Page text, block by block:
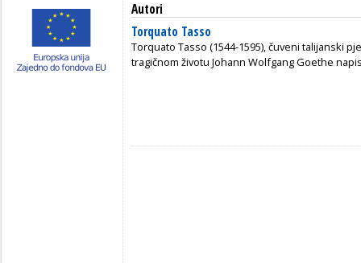
Autori
Torquato Tasso
Torquato Tasso (1544-1595), čuveni talijanski
tragičnom životu Johann Wolfgang Goethe